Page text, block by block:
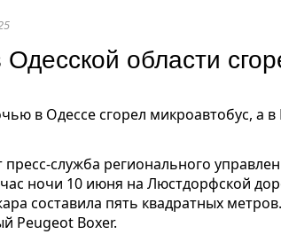
области
в Одессе сгорел микроавтобус, а
служба регионального
ночи 10 июня на Люстдорфской
составила пять квадратных
Peugeot Boxer.